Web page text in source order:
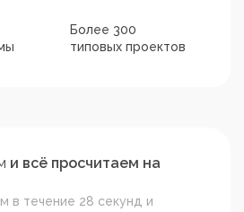
Более 300
типовых проектов
и всё просчитаем на
в течение 28 секунд и